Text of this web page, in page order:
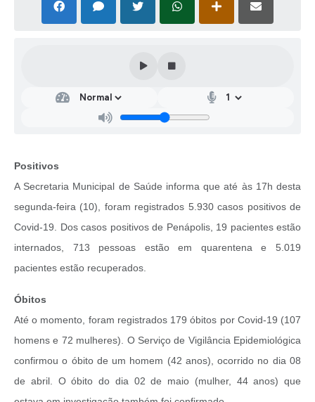
Positivos
A Secretaria Municipal de Saúde informa que até às 17h desta
segunda-feira (10), foram registrados 5.930 casos positivos de
Covid-19. Dos casos positivos de Penápolis, 19 pacientes estão
internados, 713 pessoas estão em quarentena e 5.019
pacientes estão recuperados.
Óbitos
Até o momento, foram registrados 179 óbitos por Covid-19 (107
homens e 72 mulheres). O Serviço de Vigilância Epidemiológica
confirmou o óbito de um homem (42 anos), ocorrido no dia 08
de abril. O óbito do dia 02 de maio (mulher, 44 anos) que